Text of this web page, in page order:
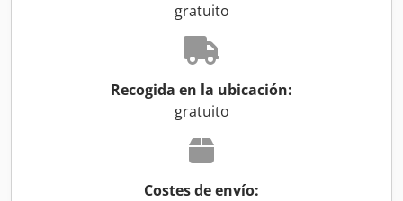
gratuito
Recogida en la ubicación:
gratuito
Costes de envío: